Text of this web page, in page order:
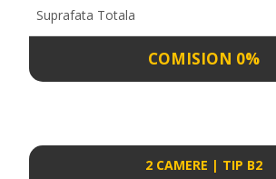
Suprafata Totala
COMISION 0%
2 CAMERE | TIP B2